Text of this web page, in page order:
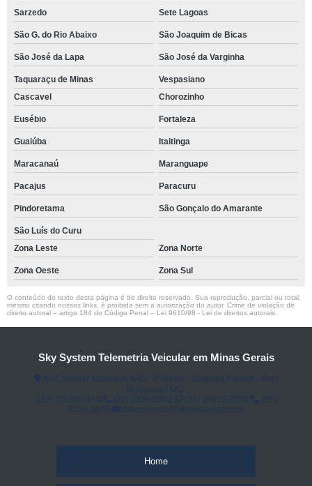
Sarzedo Sete Lagoas
São G. do Rio Abaixo São Joaquim de Bicas
São José da Lapa São José da Varginha
Taquaraçu de Minas
Vespasiano
Cascavel
Chorozinho
Eusébio Fortaleza
Guaiúba Itaitinga
Maracanaú Maranguape
Pacajus Paracuru
Pindoretama São Gonçalo do Amarante
São Luís do Curu
Zona Leste
Zona Norte
Zona Oeste Zona Sul
O conteúdo do texto desta página é de direito reservado. Sua reprodução, parcial ou total,
mesmo citando nossos links, é proibida sem a autorização do autor. Crime de violação de
direito autoral – artigo 184 do Código Penal – Lei 9610/98 - Lei de direitos autorais
Sky System Telemetria Veicular em Minas Gerais
Home